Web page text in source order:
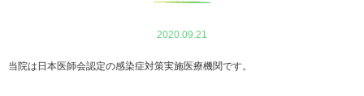
2020.09.21
当院は日本医師会認定の感染症対策実施医療機関です。